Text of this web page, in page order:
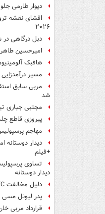
دیوار طارمی
افشای نقشه
۲۰۲۶
دبل درگاهی در
امیرحسین
هافبک
مسیر
مربی سابق
شد
مجتبی جباری
پیروزی قاطع
مهاجم
+فیلم
تساوی
دیدار دوستانه
دلیل مخالفت AFC با میزبانی آبی‌ها در عراق
پدر لیونل
قرارداد مربی